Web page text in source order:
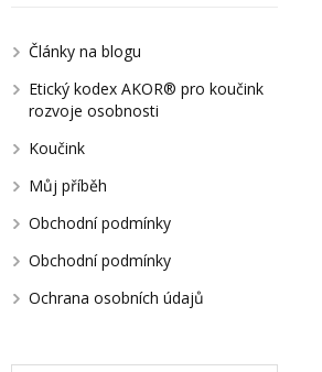
Články na blogu
Etický kodex AKOR® pro koučink
rozvoje osobnosti
Koučink
Můj příběh
Obchodní podmínky
Obchodní podmínky
Ochrana osobních údajů